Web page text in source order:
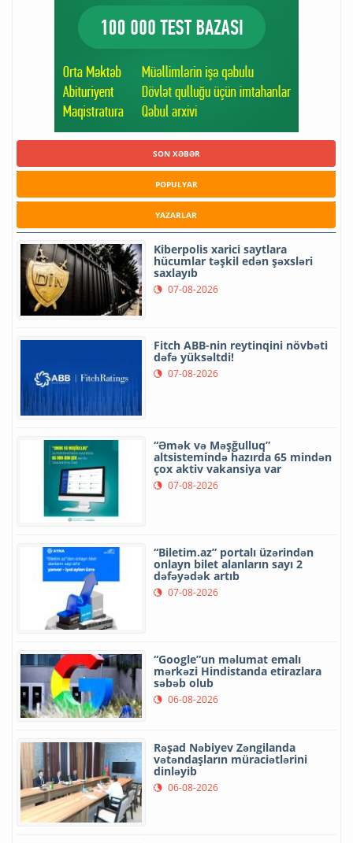
SON XƏBƏR
POPULYAR
YAZARLAR
Kiberpolis xarici saytlara
hücumlar təşkil edən şəxsləri
saxlayıb
07-08-2026
Fitch ABB-nin reytinqini növbəti
dəfə yüksəltdi!
07-08-2026
“Əmək və Məşğulluq”
altsistemində hazırda 65 mindən
çox aktiv vakansiya var
07-08-2026
“Biletim.az” portalı üzərindən
onlayn bilet alanların sayı 2
dəfəyədək artıb
07-08-2026
“Google”un məlumat emalı
mərkəzi Hindistanda etirazlara
səbəb olub
06-08-2026
Rəşad Nəbiyev Zəngilanda
vətəndaşların müraciətlərini
dinləyib
06-08-2026